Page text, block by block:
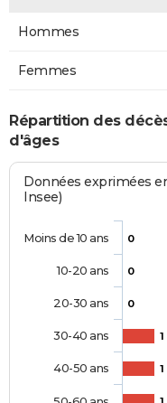
Hommes
Femmes
Répartition des
d'âges
Données exprimées
Insee)
0
0
0
1
1
Moins de 10 ans
10-20 ans
20-30 ans
30-40 ans
40-50 ans